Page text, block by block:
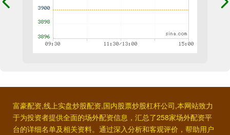
富豪配资,线上实盘炒股配资,国内股票炒股杠杆公司,本网站致力
于为投资者提供全面的场外配资信息，汇总了258家场外配资平
台的详细名单及相关资料。通过深入分析和客观评价，帮助用户